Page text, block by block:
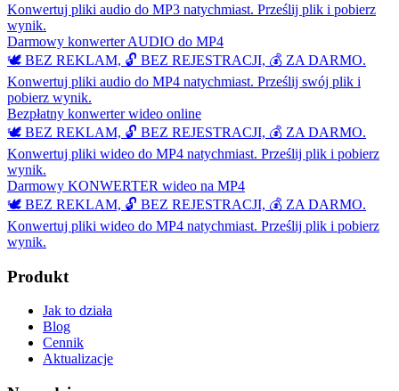
Konwertuj pliki audio do MP3 natychmiast. Prześlij plik i pobierz
wynik.
Darmowy konwerter AUDIO do MP4
🕊️ BEZ REKLAM, 🔓 BEZ REJESTRACJI, 💰 ZA DARMO.
Konwertuj pliki audio do MP4 natychmiast. Prześlij swój plik i
pobierz wynik.
Bezpłatny konwerter wideo online
🕊️ BEZ REKLAM, 🔓 BEZ REJESTRACJI, 💰 ZA DARMO.
Konwertuj pliki wideo do MP4 natychmiast. Prześlij plik i pobierz
wynik.
Darmowy KONWERTER wideo na MP4
🕊️ BEZ REKLAM, 🔓 BEZ REJESTRACJI, 💰 ZA DARMO.
Konwertuj pliki wideo do MP4 natychmiast. Prześlij plik i pobierz
wynik.
Produkt
Jak to działa
Blog
Cennik
Aktualizacje